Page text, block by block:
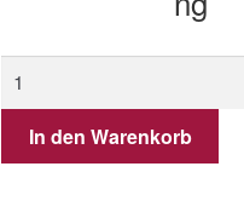
In den Warenkorb